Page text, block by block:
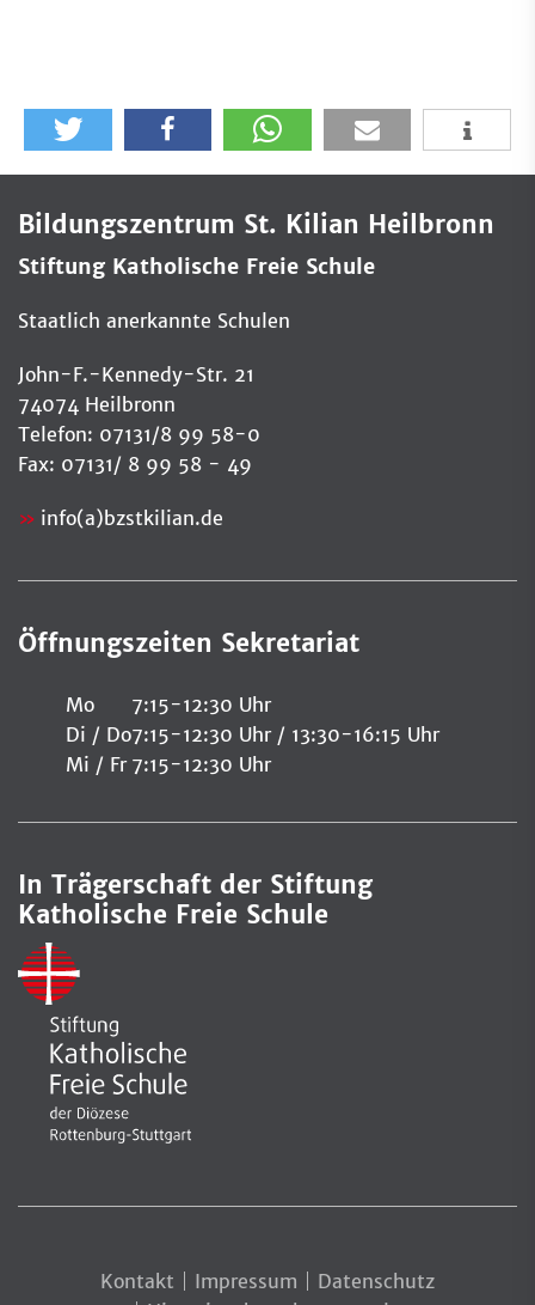
Bildungszentrum St. Kilian Heilbronn
Stiftung Katholische Freie Schule
Staatlich anerkannte Schulen
John-F.-Kennedy-Str. 21
74074 Heilbronn
Telefon: 07131/8 99 58-0
Fax: 07131/ 8 99 58 - 49
info(a)bzstkilian.de
Öffnungszeiten Sekretariat
Mo
7:15-12:30 Uhr
Di / Do7:15-12:30 Uhr / 13:30-16:15 Uhr
Mi / Fr 7:15-12:30 Uhr
In Trägerschaft der Stiftung
Katholische Freie Schule
Kontakt Impressum
Datenschutz